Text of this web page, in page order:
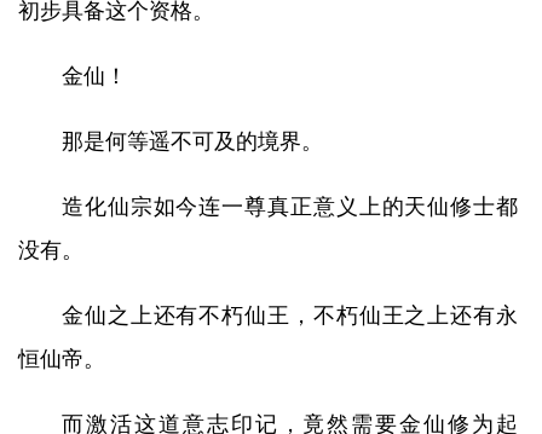
初步具备这个资格。
金仙！
那是何等遥不可及的境界。
造化仙宗如今连一尊真正意义上的天仙修士都
没有。
金仙之上还有不朽仙王，不朽仙王之上还有永
恒仙帝。
而激活这道意志印记，竟然需要金仙修为起